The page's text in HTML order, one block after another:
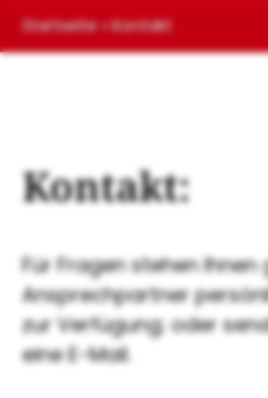
Startseite»Kontakt
Kontakt:
Für Fragen stehen Ihnen
Ansprechpartner
zur Verfügung; oder
eine E-Mail.